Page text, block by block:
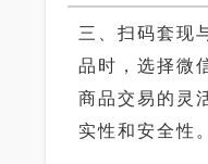
三、扫码套现
品时，选择微
商品交易的灵
实性和安全性。